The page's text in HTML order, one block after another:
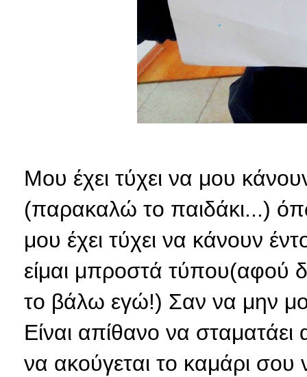
Μου έχει τύχει να μου
(παρακαλώ το παιδάκι...)
μου έχει τύχει να κάνουν
είμαι μπροστά τύπου(αφού
το βάλω εγώ!) Σαν να μην
Είναι απίθανο να
να ακούγεται το καμάρι σου